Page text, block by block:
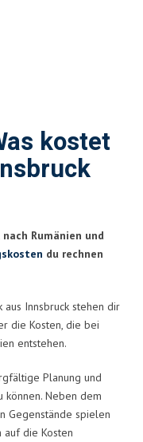
kostet
Rumänien und
du rechnen
Innsbruck stehen dir
die Kosten, die bei
entstehen.
Planung und
können. Neben dem
Gegenstände spielen
auf die Kosten